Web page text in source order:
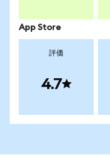
App Store
評価
4.7